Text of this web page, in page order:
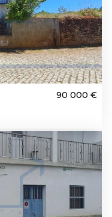
90 000 €